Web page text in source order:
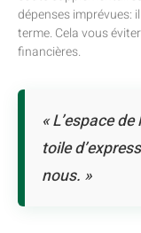
dépenses imprévues:
terme. Cela vous
financières.
« L’espace
toile
nous. »